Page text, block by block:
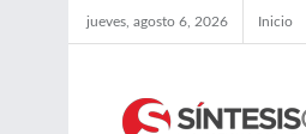
jueves, agosto 6, 2026 Inicio